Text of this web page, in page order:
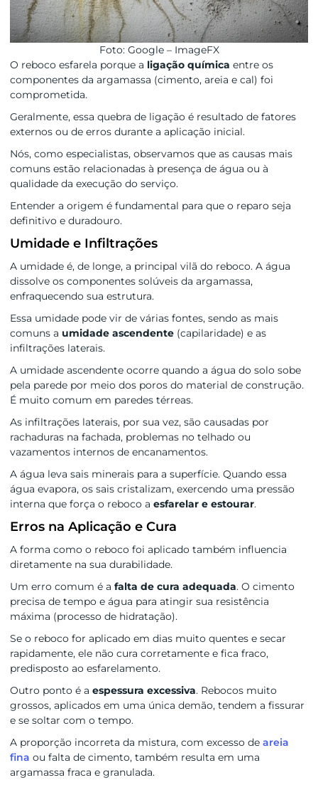
Foto: Google – ImageFX
O reboco esfarela porque a ligação química entre os
componentes da argamassa (cimento, areia e cal) foi
comprometida.
Geralmente, essa quebra de ligação é resultado de fatores
externos ou de erros durante a aplicação inicial.
Nós, como especialistas, observamos que as causas mais
comuns estão relacionadas à presença de água ou à
qualidade da execução do serviço.
Entender a origem é fundamental para que o reparo seja
definitivo e duradouro.
Umidade e Infiltrações
A umidade é, de longe, a principal vilã do reboco. A água
dissolve os componentes solúveis da argamassa,
enfraquecendo sua estrutura.
Essa umidade pode vir de várias fontes, sendo as mais
comuns a umidade ascendente(capilaridade) e as
infiltrações laterais.
A umidade ascendente ocorre quando a água do solo sobe
pela parede por meio dos poros do material de construção.
É muito comum em paredes térreas.
As infiltrações laterais, por sua vez, são causadas por
rachaduras na fachada, problemas no telhado ou
vazamentos internos de encanamentos.
A água leva sais minerais para a superfície. Quando essa
água evapora, os sais cristalizam, exercendo uma pressão
interna que força o reboco a esfarelar e estourar.
Erros na Aplicação e Cura
A forma como o reboco foi aplicado também influencia
diretamente na sua durabilidade.
Um erro comum é a falta de cura adequada. O cimento
precisa de tempo e água para atingir sua resistência
máxima (processo de hidratação).
Se o reboco for aplicado em dias muito quentes e secar
rapidamente, ele não cura corretamente e fica fraco,
predisposto ao esfarelamento.
Outro ponto é a espessura excessiva. Rebocos muito
grossos, aplicados em uma única demão, tendem a fissurar
e se soltar com o tempo.
A proporção incorreta da mistura, com excesso de areia
fina ou falta de cimento, também resulta em uma
argamassa fraca e granulada.